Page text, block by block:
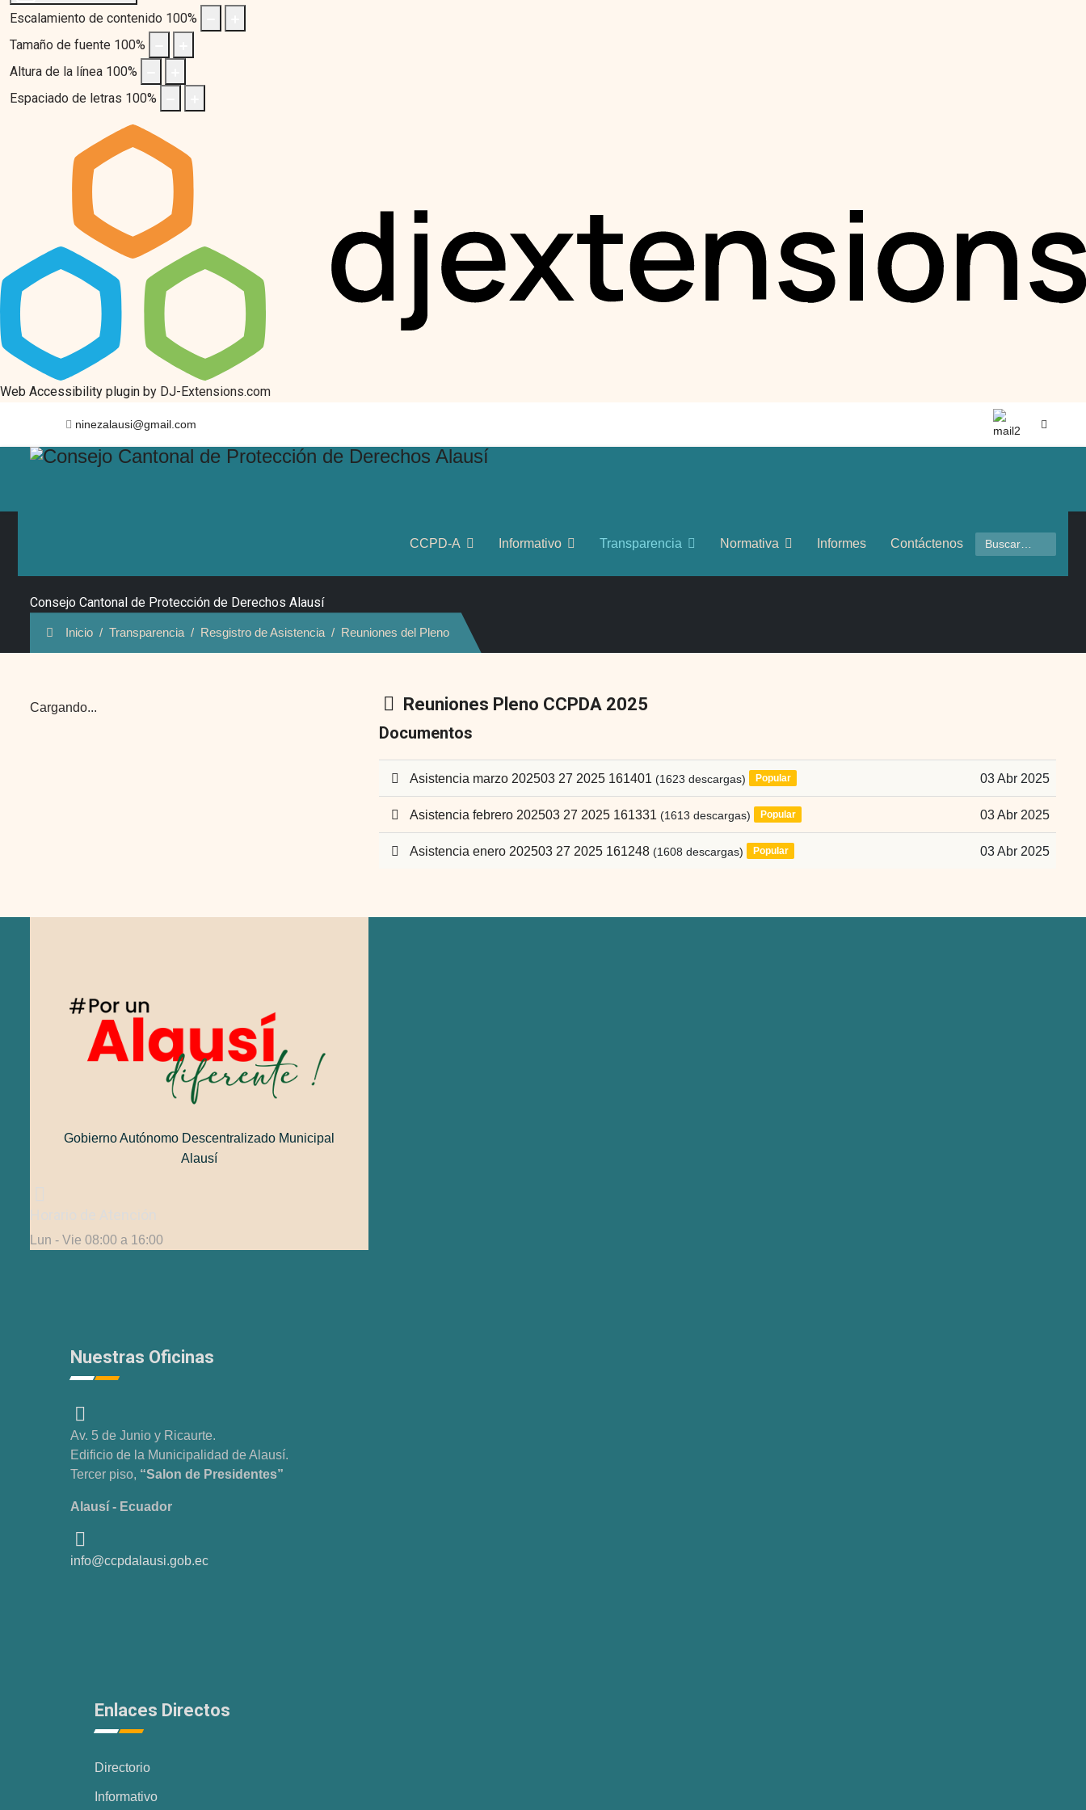
Escalamiento de contenido 100%
Tamaño de fuente 100%
Altura de la línea 100%
Espaciado de letras 100%
Web Accessibility plugin by DJ-Extensions.com
ninezalausi@gmail.com
CCPD-A Informativo Transparencia Normativa Informes Contáctenos Buscar
Consejo Cantonal de Protección de Derechos Alausí
Inicio Transparencia Resgistro de Asistencia Reuniones del Pleno
Cargando... Carpeta
Reuniones Pleno CCPDA 2025
Documentos
pAsistencia marzo 202503 27 2025 161401 (1623 descargas) Popular 03 Abr 2025
pAsistencia febrero 202503 27 2025 161331 (1613 descargas) Popular 03 Abr 2025
pAsistencia enero 202503 27 2025 161248 (1608 descargas) Popular 03 Abr 2025
Gobierno Autónomo Descentralizado Municipal
Alausí
Lun - Vie 08:00 a 16:00
Nuestras Oficinas
Av. 5 de Junio y Ricaurte.
Edificio de la Municipalidad de Alausí.
Tercer piso, “Salon de Presidentes”
Alausí - Ecuador
info@ccpdalausi.gob.ec
Enlaces Directos
Directorio
Informativo